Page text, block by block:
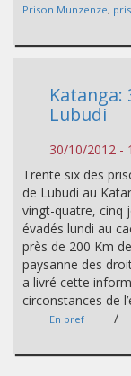
Prison Munzenze,
Katanga:
Lubudi
30/10/2012 -
Trente six des
de Lubudi au
vingt-quatre, cinq
évadés lundi au
près de 200 Km
paysanne des
a livré cette
circonstances de
En bref /